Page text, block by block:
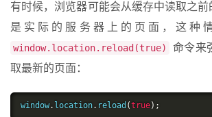
有时候，浏览器可能会从缓存中读取之
是实际的服务器上的页面，这种
window.location.reload(true)
命令来
取最新的页面：
window. location. reload (true);